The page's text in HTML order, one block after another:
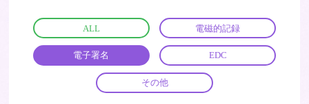
ALL 電磁的記録
電子署名 EDC
その他